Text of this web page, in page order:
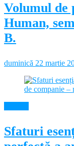
Volumul de
Human,
B.
duminică 22 martie
Sfaturi